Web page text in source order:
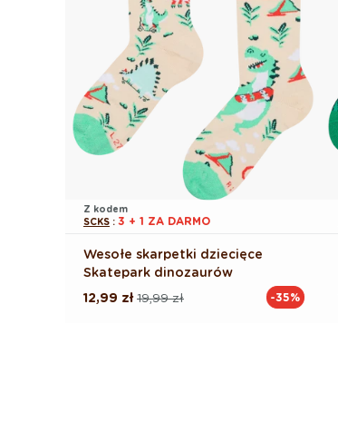
Z kodem
SCKS : 3 + 1 ZA DARMO
Wesołe skarpetki dziecięce
Skatepark dinozaurów
Cena
19,99 zł
Cena
12,99 zł -35%